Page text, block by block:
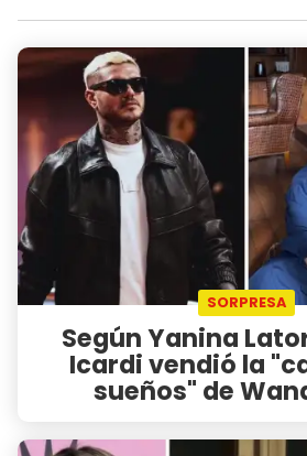
SORPRESA
Según Yanina
Icardi vendió la
sueños" de